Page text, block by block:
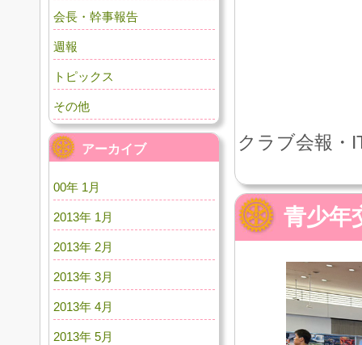
クラブ会報・
青少年
会長・幹事報告
週報
トピックス
その他
アーカイブ
00年 1月
2013年 1月
2013年 2月
2013年 3月
2013年 4月
2013年 5月